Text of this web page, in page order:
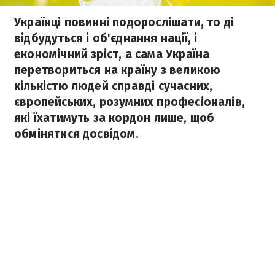
Українці повинні подорослішати, то ді
відбудуться і об'єднання нації, і
економічний зріст, а сама Україна
перетвориться на країну з великою
кількістю людей справді сучасних,
європейських, розумних професіоналів,
які їхатимуть за кордон лише, щоб
обмінятися досвідом.